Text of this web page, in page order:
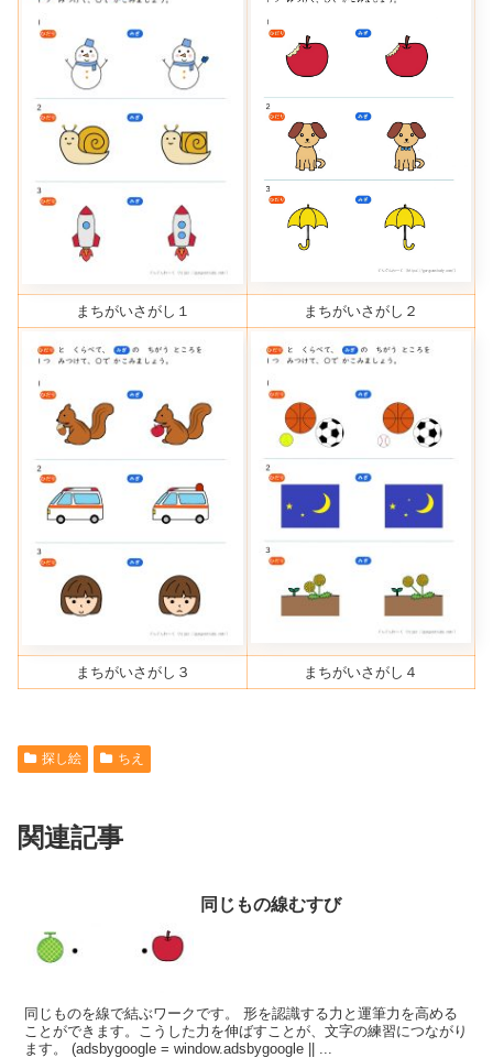
まちがいさがし１ まちがいさがし２
まちがいさがし３ まちがいさがし４
探し絵 ちえ
関連記事
同じもの線むすび
同じものを線で結ぶワークです。 形を認識する力と運筆力を高める
ことができます。こうした力を伸ばすことが、文字の練習につながり
ます。 (adsbygoogle = window.adsbygoogle || ...